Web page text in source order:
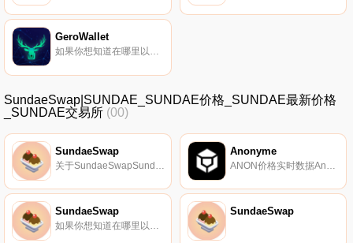
GeroWallet
如果你想知道在哪里以当前价格购买GeroWallet,目前交易{GeroWallet]股票的顶级加密货币交易所是SundaeSwap。您可以在我们的加密货币交易所页面上找到其他列表.
SundaeSwap|SUNDAE_SUNDAE价格_SUNDAE最新价格
_SUNDAE交易所 (00)
SundaeSwap Anonyme
SundaeSwap
如果你想知道在哪里以当前价格购买SundaeSwap,目前交易{SundaeSwap]股票的顶级加密货币交易所是Bitrue、CoinEx和SundaeSwap。您可以在我们的加密货币交易所页面上找到其他列表.
SundaeSwap